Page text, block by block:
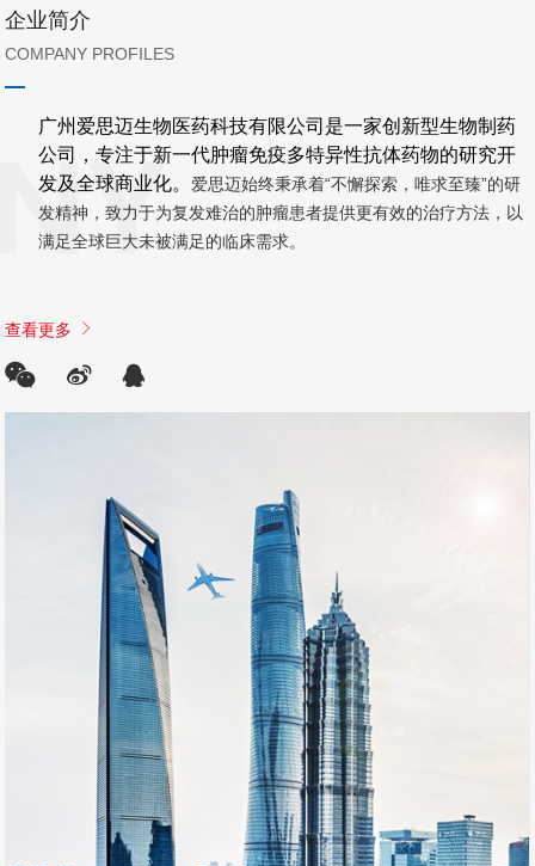
企业简介
COMPANY PROFILES
广州爱思迈生物医药科技有限公司是一家创新型生物制药
公司，专注于新一代肿瘤免疫多特异性抗体药物的研究开
发及全球商业化。 爱思迈始终秉承着“不懈探索，唯求至臻”的研
发精神，致力于为复发难治的肿瘤患者提供更有效的治疗方法，以
满足全球巨大未被满足的临床需求。
查看更多